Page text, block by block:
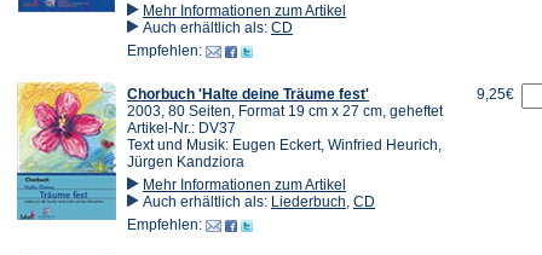
Mehr Informationen zum Artikel
Auch erhältlich als: CD
Empfehlen:
Chorbuch 'Halte deine Träume fest'
2003, 80 Seiten, Format 19 cm x 27 cm, geheftet
Artikel-Nr.: DV37
Text und Musik: Eugen Eckert, Winfried Heurich,
Jürgen Kandziora
Mehr Informationen zum Artikel
Auch erhältlich als: Liederbuch CD
Empfehlen:
9,25€